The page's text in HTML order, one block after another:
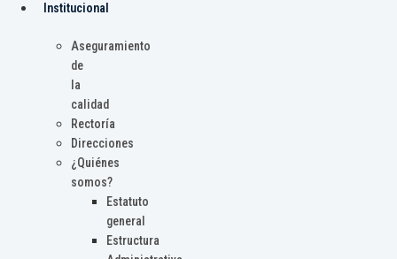
Institucional
Aseguramiento
de
la
calidad
Rectoría
Direcciones
¿Quiénes
somos?
Estatuto
general
Estructura